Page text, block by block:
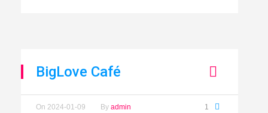
BigLove Café
1
On 2024-01-09 By admin